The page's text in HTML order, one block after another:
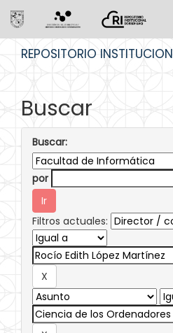
REPOSITORIO
Buscar
Buscar:
por
Filtros actuales: